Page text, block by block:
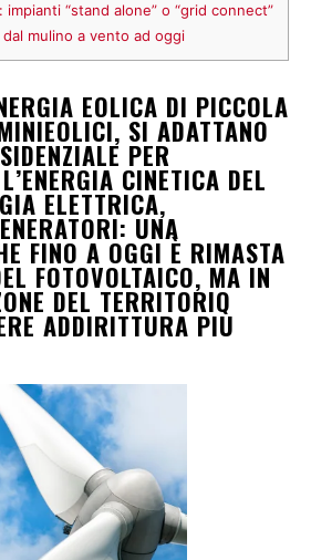
impianti “stand alone” o “grid connect”
dal mulino a vento ad oggi
EOLICA DI PICCOLA
SI ADATTANO
PER
CINETICA DEL
ELETTRICA,
UNA
FINO A OGGI È RIMASTA
FOTOVOLTAICO, MA IN
DEL TERRITORIO
ADDIRITTURA PIÙ